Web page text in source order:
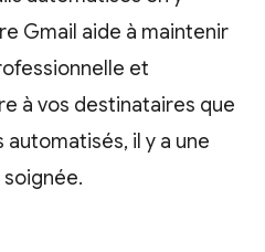
Gmail aide à maintenir
et
à vos destinataires que
il y a une